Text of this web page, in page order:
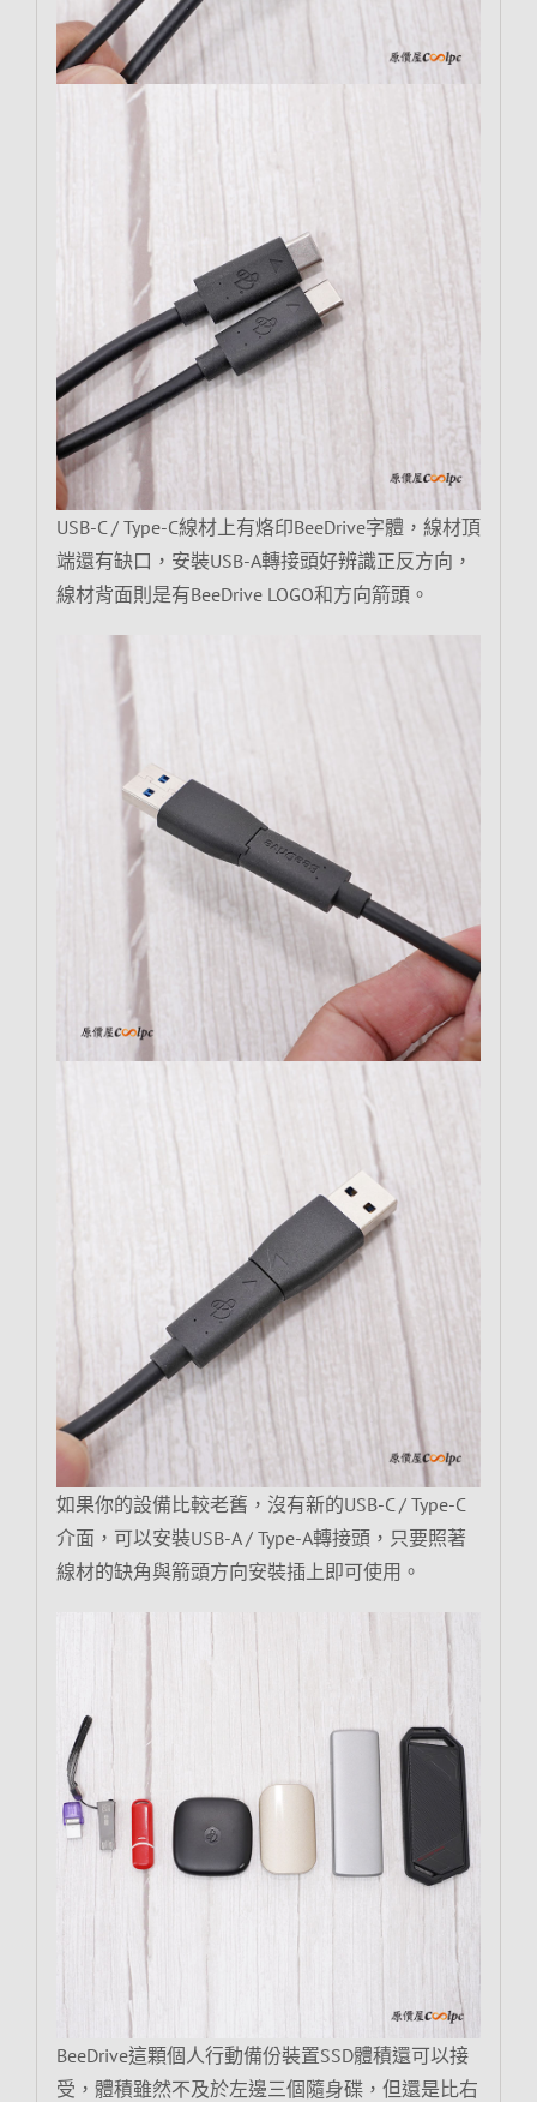
USB-C / Type-C線材上有烙印BeeDrive字體，線材頂
端還有缺口，安裝USB-A轉接頭好辨識正反方向，
線材背面則是有BeeDrive LOGO和方向箭頭。
如果你的設備比較老舊，沒有新的USB-C / Type-C
介面，可以安裝USB-A / Type-A轉接頭，只要照著
線材的缺角與箭頭方向安裝插上即可使用。
BeeDrive這顆個人行動備份裝置SSD體積還可以接
受，體積雖然不及於左邊三個隨身碟，但還是比右